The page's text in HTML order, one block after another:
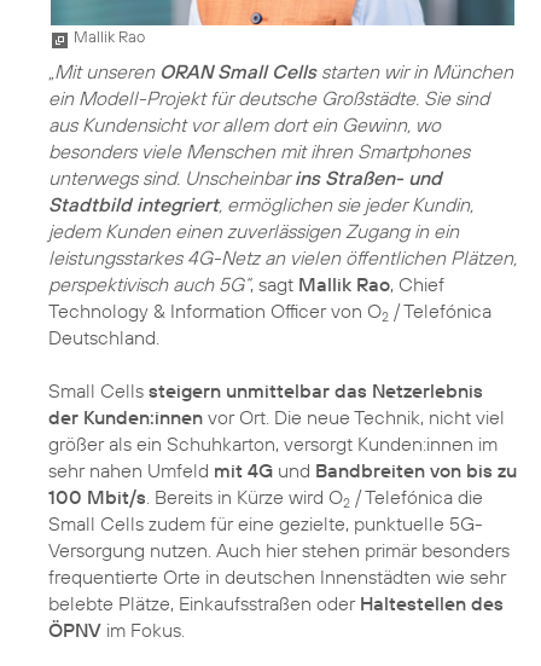
Mallik Rao
„Mit unseren ORAN Small Cellsstarten wir in München
ein Modell-Projekt für deutsche Großstädte. Sie sind
aus Kundensicht vor allem dort ein Gewinn, wo
besonders viele Menschen mit ihren Smartphones
unterwegs sind. Unscheinbarins Straßen- und
Stadtbild integriert, ermöglichen sie jeder Kundin,
jedem Kunden einen zuverlässigen Zugang in ein
leistungsstarkes 4G-Netz an vielen öffentlichen Plätzen,
perspektivisch auch 5G“, sagt Mallik Rao, Chief
Technology & Information Officer von O2 / Telefónica
Deutschland.
Small Cells steigern unmittelbar das Netzerlebnis
der Kunden:innen vor Ort. Die neue Technik, nicht viel
größer als ein Schuhkarton, versorgt Kunden:innen im
sehr nahen Umfeld mit 4G und Bandbreiten von bis zu
100 Mbit/s. Bereits in Kürze wird O2 / Telefónica die
Small Cells zudem für eine gezielte, punktuelle 5G-
Versorgung nutzen. Auch hier stehen primär besonders
frequentierte Orte in deutschen Innenstädten wie sehr
belebte Plätze, Einkaufsstraßen oder Haltestellen des
ÖPNV